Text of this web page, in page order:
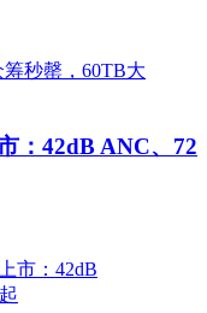
：42dB ANC、72